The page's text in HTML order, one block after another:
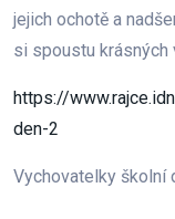
jejich ochotě a
si spoustu krásných
https://
den-2
Vychovatelky školní